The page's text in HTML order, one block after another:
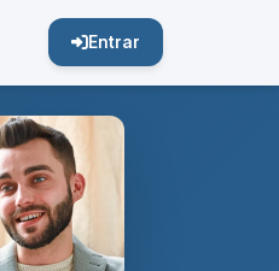
Entrar